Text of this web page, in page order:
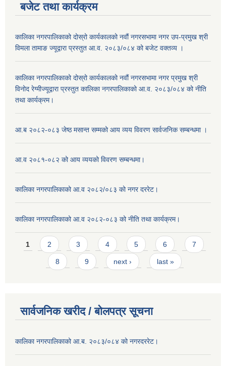
बजेट तथा कार्यक्रम
कालिका नगरपालिकाको दोस्रो कार्यकालको नवौं नगरसभामा नगर उप-प्रमुख श्री
विमला तामाङ ज्यूद्वारा प्रस्तुत आ.व. २०८३/०८४ को बजेट वक्तव्य ।
कालिका नगरपालिकाको दोस्रो कार्यकालको नवौं नगरसभामा नगर प्रमुख श्री
विनोद रेग्मीज्यूद्वारा प्रस्तुत कालिका नगरपालिकाको आ.व. २०८३/०८४ को नीति
तथा कार्यक्रम।
आ.ब २०८२-०८३ जेष्ठ मसान्त सम्मको आय व्यय विवरण सार्वजनिक सम्बन्धमा ।
आ.व २०८१-०८२ को आय व्ययको विवरण सम्बन्धमा।
कालिका नगरपालिकाको आ.व २०८२/०८३ को नगर दररेट।
कालिका नगरपालिकाको आ.व २०८२-०८३ को नीति तथा कार्यक्रम।
Pages
1 2 3 4 5 6 7
8 9 next › last »
सार्वजनिक खरीद / बाेलपत्र सूचना
कालिका नगरपालिकाको आ.ब. २०८३/०८४ को नगरदररेट।